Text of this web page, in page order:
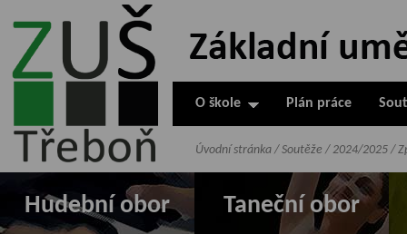
ZUŠ Třeboň -
Základní
umělecká škola
O škole Plán práce
Hudební obor Taneční obor
Úvodní stránka / Soutěže / 2024/2025 /